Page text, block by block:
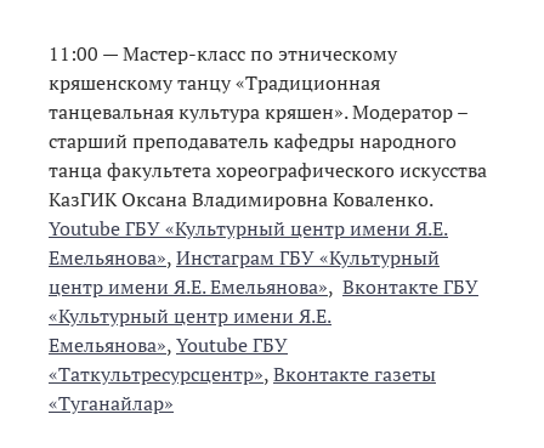
11:00 — Мастер-класс по этническому
кряшенскому танцу «Традиционная
танцевальная культура кряшен». Модератор –
старший преподаватель кафедры народного
танца факультета хореографического искусства
КазГИК Оксана Владимировна Коваленко.
Youtube ГБУ «Культурный центр имени Я.Е.
Емельянова»,Инстаграм ГБУ «Культурный
центр имени Я.Е. Емельянова», Вконтакте ГБУ
«Культурный центр имени Я.Е.
Емельянова»,Youtube ГБУ
«Таткультресурсцентр»,Вконтакте газеты
«Туганайлар»